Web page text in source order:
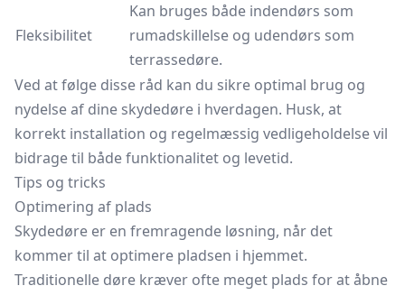
Fleksibilitet
Kan bruges både indendørs som
rumadskillelse og udendørs som
terrassedøre.
Ved at følge disse råd kan du sikre optimal brug og
nydelse af dine skydedøre i hverdagen. Husk, at
korrekt installation og regelmæssig vedligeholdelse vil
bidrage til både funktionalitet og levetid.
Tips og tricks
Optimering af plads
Skydedøre er en fremragende løsning, når det
kommer til at optimere pladsen i hjemmet.
Traditionelle døre kræver ofte meget plads for at åbne